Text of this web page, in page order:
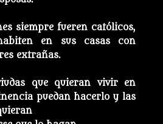
siempre fueren católicos,
en sus casas con
extrañas.
que quieran vivir en
puedan hacerlo y las